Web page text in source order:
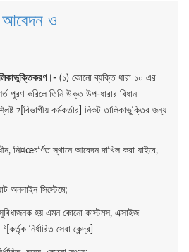
আবেদন ও
।- (১) কোনো ব্যক্তি ধারা ১০ এর
পূরণ করিলে তিনি উক্ত উপ-ধারার বিধান
7 [বিভাগীয় কর্মকর্তার] নিকট তালিকাভুক্তির জন্য
স্থানে আবেদন দাখিল করা যাইবে,
সিস্টেমে;
হয় এমন কোনো কাস্টমস, এক্সাইজ
১ [কর্তৃক নির্ধারিত সেবা কেন্দ্র]